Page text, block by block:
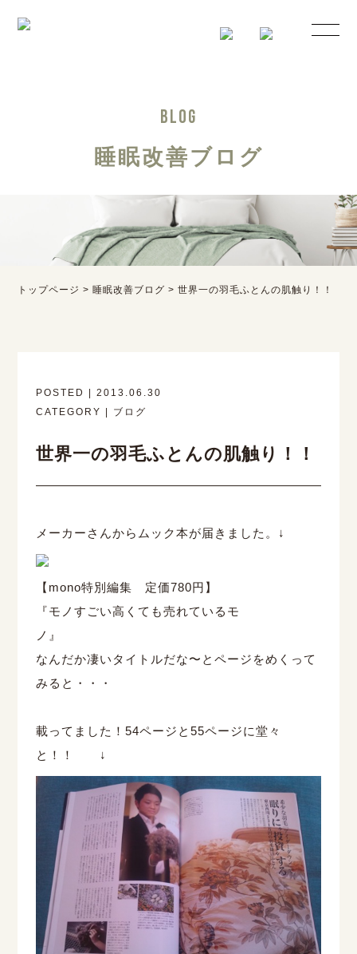
BLOG
睡眠改善ブログ
トップページ > 睡眠改善ブログ >世界一の羽毛ふとんの肌触り！！
POSTED | 2013.06.30
CATEGORY | ブログ
世界一の羽毛ふとんの肌触り！！
メーカーさんからムック本が届きました。↓
【mono特別編集 定価780円】
『モノすごい高くても売れているモ
ノ』 ・
なんだか凄いタイトルだな〜とページをめくって
みると・・・
載ってました！54ページと55ページに堂々
と！！ ↓